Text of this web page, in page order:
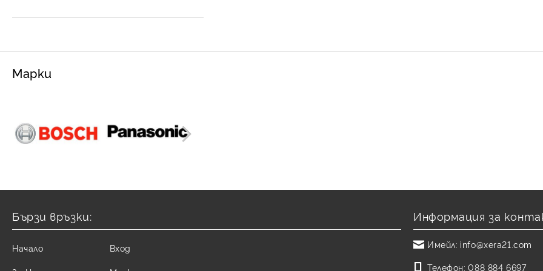
затворена система
Марки
Бързи връзки:
Начало Вход
Информация за
Имейл: info@xera21.com
Телефон: 088 884 6697